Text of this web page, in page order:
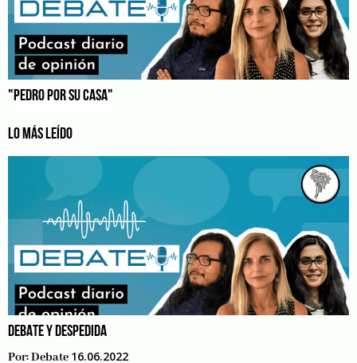
"PEDRO POR SU CASA"
LO MÁS LEÍDO
DEBATE Y DESPEDIDA
Por:Debate 16.06.2022